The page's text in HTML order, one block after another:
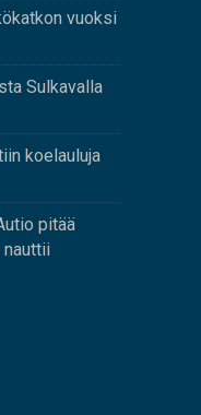
vuoksi
Sulkavalla
koelauluja
pitää
nauttii